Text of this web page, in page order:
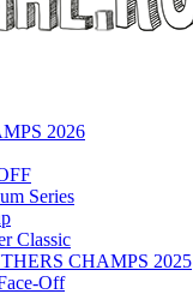
2026
Series
Classic
CHAMPS 2025
Off